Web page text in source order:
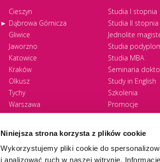
Niniejsza strona korzysta z plików cookie
Wykorzystujemy pliki cookie do
i analizować ruch w naszej witrynie.
Cieszyn
Dąbrowa Górnicza
Gliwice
Jaworzno
Katowice
Kraków
Olkusz
Tychy
Warszawa
Zawiercie
Studia I stopnia
Studia II stopnia
Jednolite
Studia
Studia MBA
Seminaria
Study in English
Szkolenia
Promocje
Zasady